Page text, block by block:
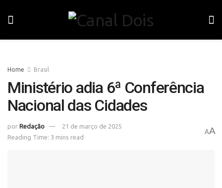
Home Brasil
Ministério adia 6ª Conferência
Nacional das Cidades
por Redação
21 de março de 2025
Reading Time: 3 mins read
AA